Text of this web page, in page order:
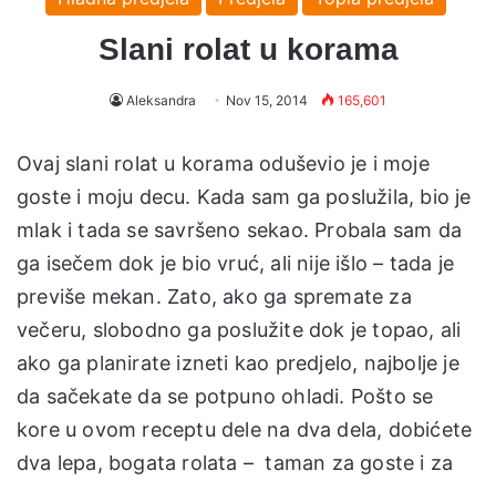
Slani rolat u korama
Aleksandra Nov 15, 2014 165,601
Ovaj slani rolat u korama oduševio je i moje
goste i moju decu. Kada sam ga poslužila, bio je
mlak i tada se savršeno sekao. Probala sam da
ga isečem dok je bio vruć, ali nije išlo – tada je
previše mekan. Zato, ako ga spremate za
večeru, slobodno ga poslužite dok je topao, ali
ako ga planirate izneti kao predjelo, najbolje je
da sačekate da se potpuno ohladi. Pošto se
kore u ovom receptu dele na dva dela, dobićete
dva lepa, bogata rolata – taman za goste i za